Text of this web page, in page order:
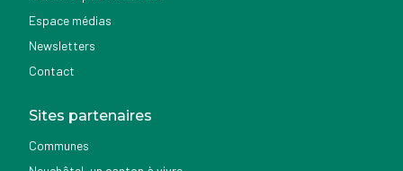
Espace médias
Newsletters
Contact
Sites partenaires
Communes